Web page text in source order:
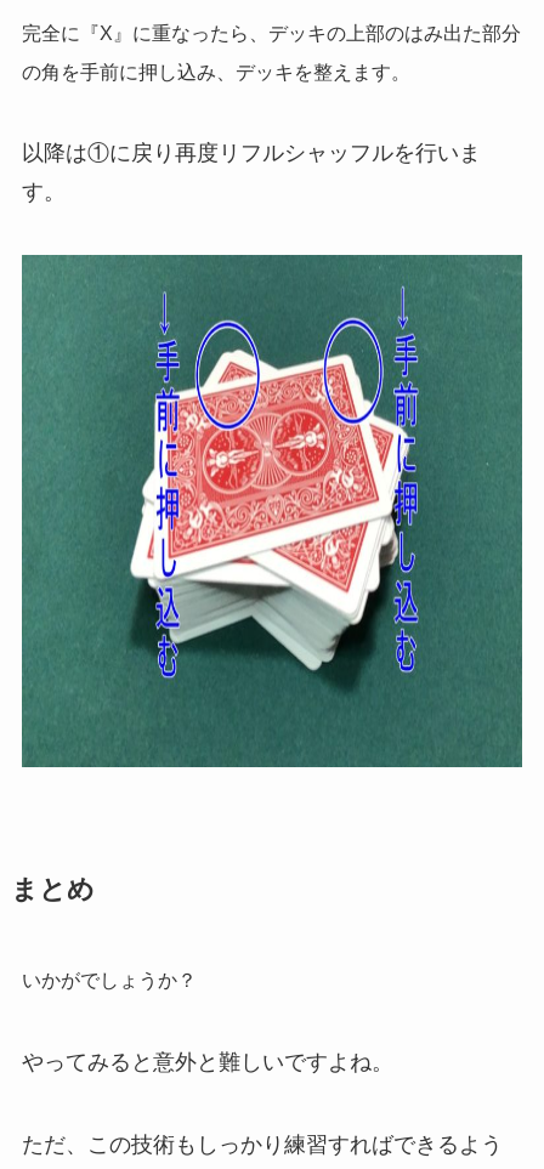
完全に『X』に重なったら、デッキの上部のはみ出た部分
の角を手前に押し込み、デッキを整えます。
以降は①に戻り再度リフルシャッフルを行いま
す。
まとめ
いかがでしょうか？
やってみると意外と難しいですよね。
ただ、この技術もしっかり練習すればできるよう